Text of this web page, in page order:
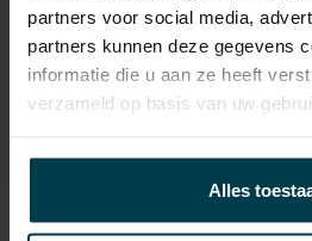
partners voor social media,
partners kunnen deze gegevens
informatie die u aan ze heeft
verzameld op basis van uw
Alles
Wegenbelasting min
€ 253 /
Contact informatie